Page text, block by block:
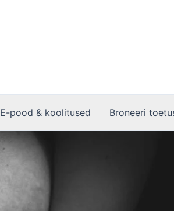
E-pood & koolitused Broneeri